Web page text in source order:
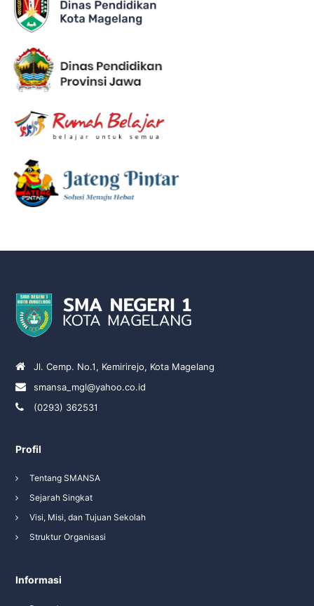
Jl. Cemp. No.1, Kemirirejo, Kota Magelang
smansa_mgl@yahoo.co.id
(0293) 362531
Profil
Tentang SMANSA
Sejarah Singkat
Visi, Misi, dan Tujuan Sekolah
Struktur Organisasi
Informasi